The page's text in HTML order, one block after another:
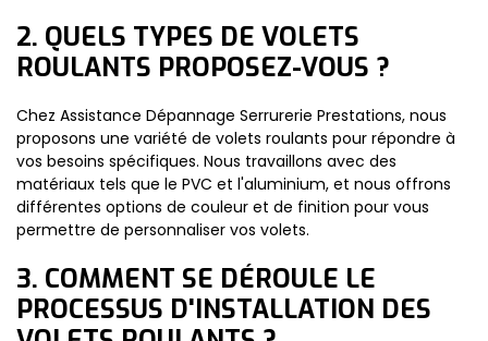
2. QUELS TYPES DE VOLETS
ROULANTS PROPOSEZ-VOUS ?
Chez Assistance Dépannage Serrurerie Prestations, nous
proposons une variété de volets roulants pour répondre à
vos besoins spécifiques. Nous travaillons avec des
matériaux tels que le PVC et l'aluminium, et nous offrons
différentes options de couleur et de finition pour vous
permettre de personnaliser vos volets.
3. COMMENT SE DÉROULE LE
PROCESSUS D'INSTALLATION DES